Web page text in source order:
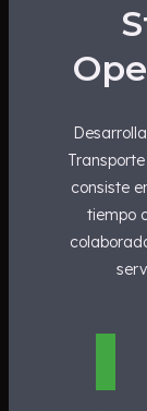
consiste
tiempo